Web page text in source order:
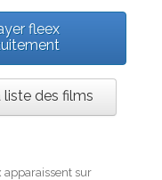
fleex
liste des films
apparaissent sur